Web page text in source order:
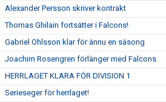
Alexander Persson skriver kontrakt
Thomas Ghilain fortsätter i Falcons!
Gabriel Ohlsson klar för ännu en säsong
Joachim Rosengren förlänger med Falcons
HERRLAGET KLARA FÖR DIVISION 1
Serieseger för herrlaget!